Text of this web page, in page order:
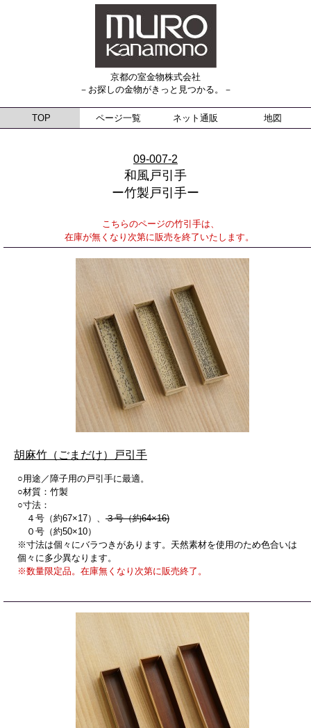
京都の室金物株式会社
－お探しの金物がきっと見つかる。－
TOP ページ一覧 ネット通販 地図
09-007-2
和風戸引手
ー竹製戸引手ー
こちらのページの竹引手は、
在庫が無くなり次第に販売を終了いたします。
胡麻竹（ごまだけ）戸引手
○用途／障子用の戸引手に最適。
○材質：竹製
○寸法：
４号（約67×17）、 ３号（約64×16)
０号（約50×10）
※寸法は個々にバラつきがあります。天然素材を使用のため色合いは
個々に多少異なります。
※数量限定品。在庫無くなり次第に販売終了。